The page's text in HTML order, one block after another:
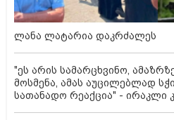
ლანა ლატარია დაკრძალეს
"ეს არის სამარცხვინო,
მოსმენა, ამას აუცილებლად
სათანადო რეაქცია" - ირაკლი